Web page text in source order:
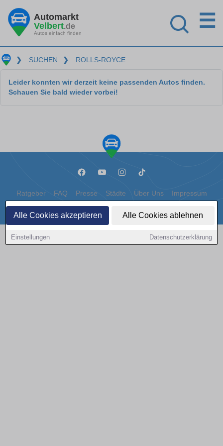
Alle Cookies akzeptieren Alle Cookies ablehnen
Einstellungen Datenschutzerklärung
Automarkt
Velbert.de
Autos einfach finden
☰
❯ SUCHEN ❯ ROLLS-ROYCE
Leider konnten wir derzeit keine passenden Autos finden.
Schauen Sie bald wieder vorbei!
Ratgeber FAQ Presse Städte Über Uns Impressum
Datenschutz Cookies
Copyright © 2000 - 2026 | 1A Infosysteme GmbH | Content by: 1a-sites-autos